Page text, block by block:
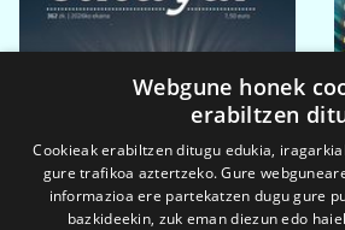
Webgune honek
erabiltzen
Cookieak erabiltzen ditugu edukia,
gure trafikoa aztertzeko. Gure
informazioa ere partekatzen dugu gure
bazkideekin, zuk eman diezun edo